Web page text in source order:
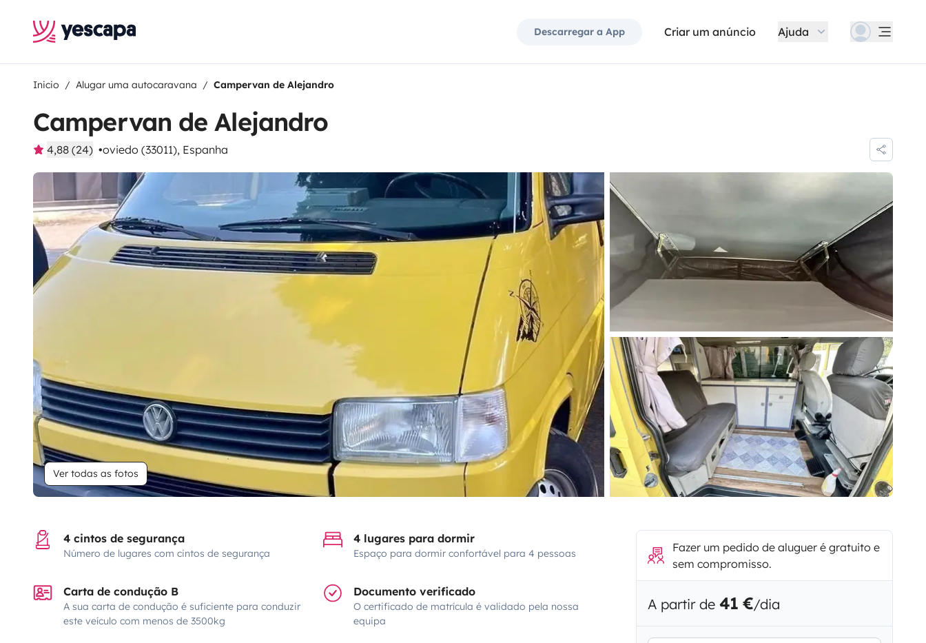
Descarregar a App Criar um anúncio Ajuda
Inicio Alugar uma autocaravana Campervan de Alejandro
Campervan de Alejandro
4,88 (24) oviedo (33011), Espanha
Ver todas as fotos
4 cintos de segurança
Número de lugares com cintos de segurança
4 lugares para dormir
Espaço para dormir confortável para 4 pessoas
Carta de condução B
A sua carta de condução é suficiente para conduzir
este veículo com menos de 3500kg
Documento verificado
O certificado de matrícula é validado pela nossa
equipa
Fazer um pedido de aluguer é gratuito e
sem compromisso.
A partir de 41 €/dia